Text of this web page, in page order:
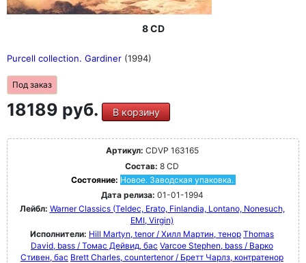
8 CD
Purcell collection. Gardiner (1994)
Под заказ
18189 руб. В корзину
Артикул: CDVP 163165
Состав: 8 CD
Состояние: Новое. Заводская упаковка.
Дата релиза: 01-01-1994
Лейбл: Warner Classics (Teldec, Erato, Finlandia, Lontano, Nonesuch,
EMI, Virgin)
Исполнители: Hill Martyn, tenor / Хилл Мартин, тенор Thomas
David, bass / Томас Дейвид, бас Varcoe Stephen, bass / Варко
Стивен, бас Brett Charles, countertenor / Бретт Чарлз, контратенор